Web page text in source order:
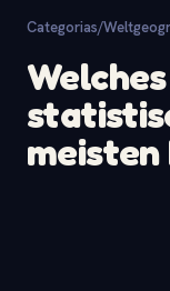
Categorias/